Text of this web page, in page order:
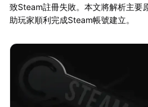
致Steam註冊失敗。本文將解析主要
助玩家順利完成Steam帳號建立。